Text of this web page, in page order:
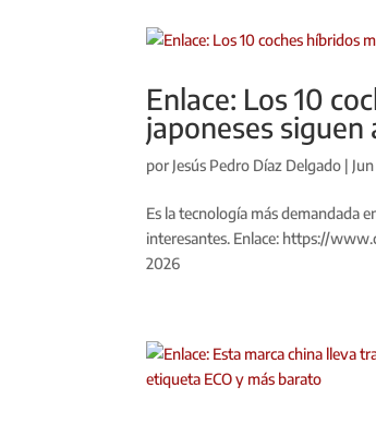
Enlace: Los 10
japoneses
por Jesús Pedro Díaz Delgado |
Es la tecnología más demandada
interesantes. Enlace: https://
2026